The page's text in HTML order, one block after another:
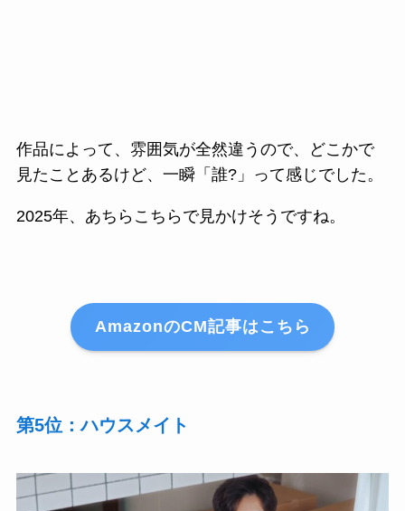
作品によって、雰囲気が全然違うので、どこかで
見たことあるけど、一瞬「誰?」って感じでした。
2025年、あちらこちらで見かけそうですね。
AmazonのCM記事はこちら
第5位：ハウスメイト